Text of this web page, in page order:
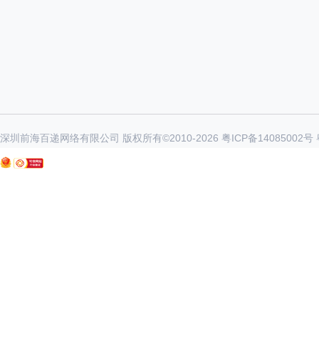
深圳前海百递网络有限公司 版权所有©2010-2026 粤ICP备14085002号